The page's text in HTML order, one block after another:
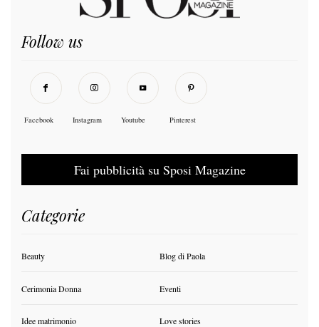
Follow us
Facebook Instagram Youtube Pinterest
Fai pubblicità su Sposi Magazine
Categorie
Beauty Blog di Paola
Cerimonia Donna Eventi
Idee matrimonio Love stories